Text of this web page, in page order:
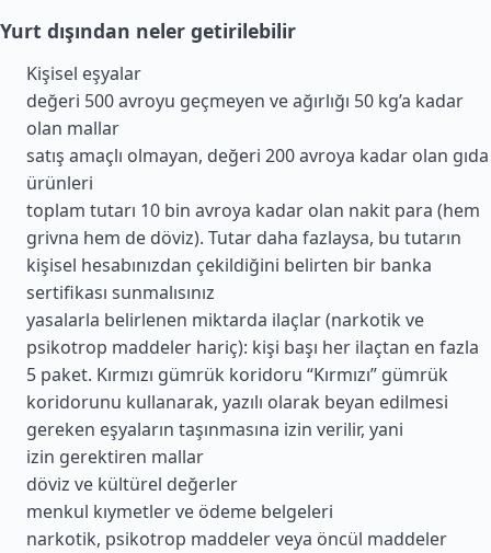
Yurt dışından neler getirilebilir
Kişisel eşyalar
değeri 500 avroyu geçmeyen ve ağırlığı 50 kg’a kadar
olan mallar
satış amaçlı olmayan, değeri 200 avroya kadar olan gıda
ürünleri
toplam tutarı 10 bin avroya kadar olan nakit para (hem
grivna hem de döviz). Tutar daha fazlaysa, bu tutarın
kişisel hesabınızdan çekildiğini belirten bir banka
sertifikası sunmalısınız
yasalarla belirlenen miktarda ilaçlar (narkotik ve
psikotrop maddeler hariç): kişi başı her ilaçtan en fazla
5 paket. Kırmızı gümrük koridoru “Kırmızı” gümrük
koridorunu kullanarak, yazılı olarak beyan edilmesi
gereken eşyaların taşınmasına izin verilir, yani
izin gerektiren mallar
döviz ve kültürel değerler
menkul kıymetler ve ödeme belgeleri
narkotik, psikotrop maddeler veya öncül maddeler